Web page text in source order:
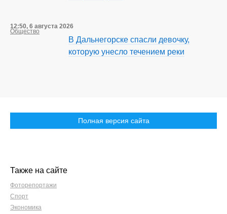
12:50, 6 августа 2026
Общество
В Дальнегорске спасли девочку,
которую унесло течением реки
Полная версия сайта
Также на сайте
Фоторепортажи
Спорт
Экономика